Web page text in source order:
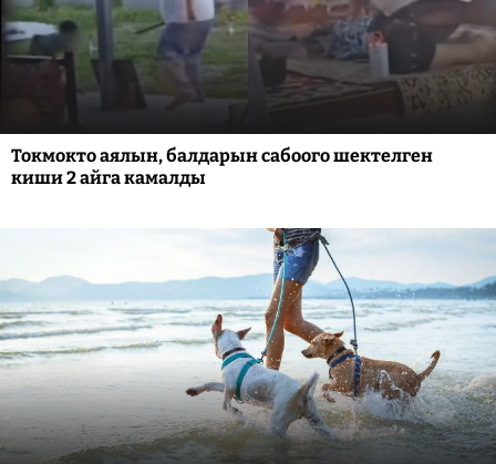
Токмокто аялын, балдарын сабоого шектелген
киши 2 айга камалды